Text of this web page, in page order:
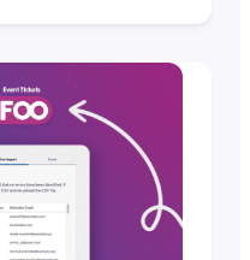
φιλικοί προς
τον έλεγχο
περιεχομένου
οδηγός σας
σύντομους
και
βοήθεια.
χρόνο